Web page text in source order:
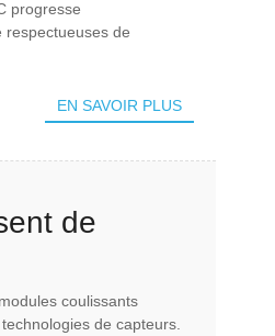
progresse
respectueuses de
EN SAVOIR PLUS
de
coulissants
de capteurs.